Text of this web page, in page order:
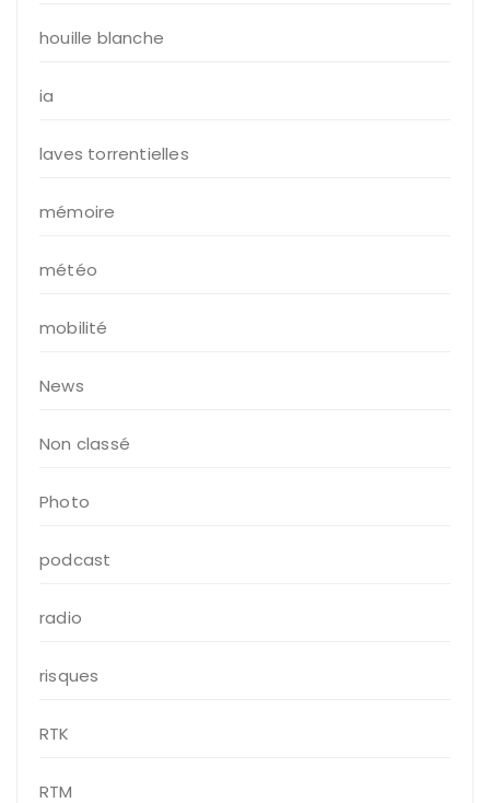
houille blanche
ia
laves torrentielles
mémoire
météo
mobilité
News
Non classé
Photo
podcast
radio
risques
RTK
RTM